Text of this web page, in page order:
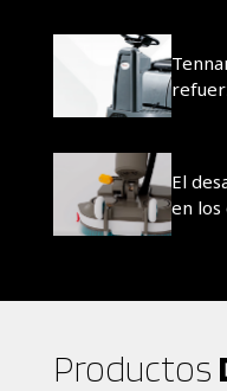
El
en los
Productos